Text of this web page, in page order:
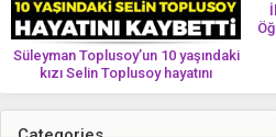
Süleyman Toplusoy’un 10 yaşındaki
kızı Selin Toplusoy hayatını
kaybetti! ‘Ah dünya güzeli melek’